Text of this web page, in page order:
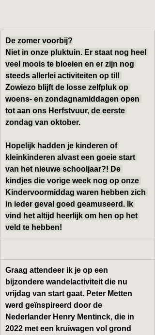
De zomer voorbij?
Niet in onze pluktuin. Er staat nog heel
veel moois te bloeien en er zijn nog
steeds allerlei activiteiten op til!
Zowiezo blijft de losse zelfpluk op
woens- en zondagnamiddagen open
tot aan ons Herfstvuur, de eerste
zondag van oktober.
Hopelijk hadden je kinderen of
kleinkinderen alvast een goeie start
van het nieuwe schooljaar?! De
kindjes die vorige week nog op onze
Kindervoormiddag waren hebben zich
in ieder geval goed geamuseerd. Ik
vind het altijd heerlijk om hen op het
veld te hebben!
Graag attendeer ik je op een
bijzondere wandelactiviteit die nu
vrijdag van start gaat. Peter Metten
werd geïnspireerd door de
Nederlander Henry Mentinck, die in
2022 met een kruiwagen vol grond